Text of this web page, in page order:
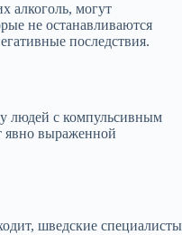
алкоголь, могут
не останавливаются
последствия.
людей с компульсивным
явно выраженной
шведские специалисты